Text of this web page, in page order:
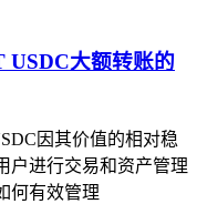
USDC大额转账的
因其价值的相对稳
户进行交易和资产管理
何有效管理